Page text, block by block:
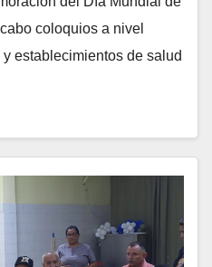
coloquios a nivel
establecimientos de salud